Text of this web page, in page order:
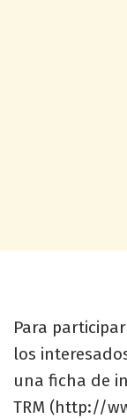
Para
los
una ficha de
TRM (http://